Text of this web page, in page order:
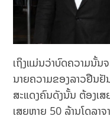
ເຖິງແມ່ນວ່າບົດຄວາມນັ້ນ
ນາຍ​ຄວາມ​ຂອງ​ລາວ​ຢືນ​ຢັ
ສະແດງຄົນດັງນັ້ນ ຕ້ອງເ
ເສຍຫາຍ 50 ລ້ານໂດລາຈ